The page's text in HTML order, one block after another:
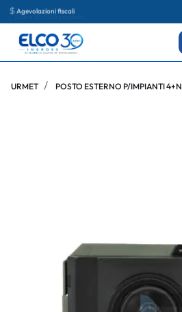
Agevolazioni fiscali
URMET POSTO ESTERNO P/IMPIANTI 4+N